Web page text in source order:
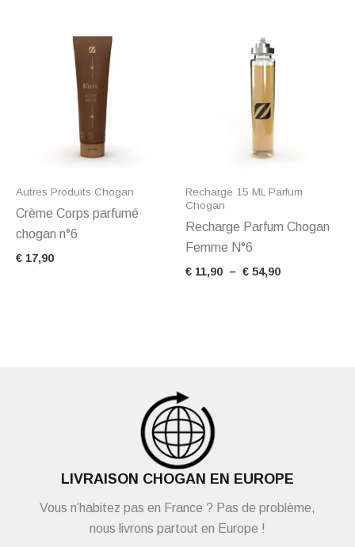
Autres Produits Chogan
Crème Corps parfumé
chogan n°6
€ 17,90
Recharge 15 ML Parfum
Chogan
Recharge Parfum Chogan
Femme N°6
€ 11,90 – € 54,90
LIVRAISON CHOGAN EN EUROPE
Vous n’habitez pas en France ? Pas de problème,
nous livrons partout en Europe !